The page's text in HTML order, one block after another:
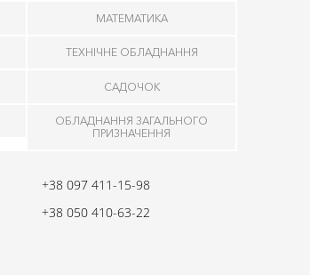
МАТЕМАТИКА
ТЕХНІЧНЕ ОБЛАДНАННЯ
САДОЧОК
ОБЛАДНАННЯ ЗАГАЛЬНОГО
ПРИЗНАЧЕННЯ
+38 097 411-15-98
+38 050 410-63-22